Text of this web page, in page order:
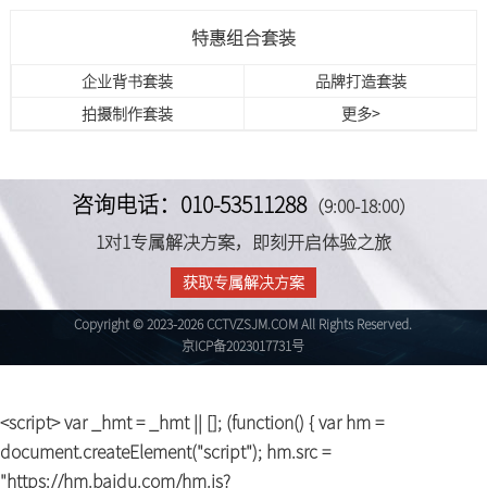
特惠组合套装
企业背书套装 品牌打造套装
拍摄制作套装 更多>
咨询电话：010-53511288（9:00-18:00）
1对1专属解决方案，即刻开启体验之旅
获取专属解决方案
Copyright © 2023-2026 CCTVZSJM.COM All Rights Reserved.
京ICP备2023017731号
<script> var _hmt = _hmt || []; (function() { var hm =
document.createElement("script"); hm.src =
"https://hm.baidu.com/hm.js?